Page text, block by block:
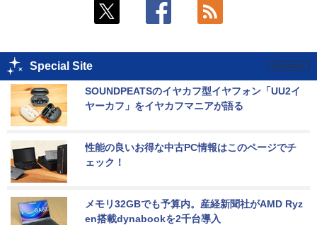
Special Site
SOUNDPEATSのイヤカフ型イヤフォン「UU2イ
ヤーカフ」をイヤカフマニアが語る
性能の良いお得な中古PC情報はこのページでチ
ェック！
メモリ32GBでも予算内。産経新聞社がAMD Ryz
en搭載dynabookを2千台導入